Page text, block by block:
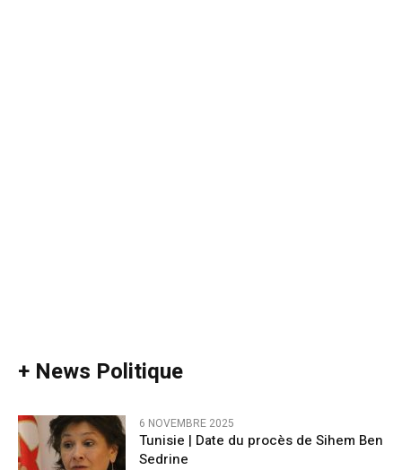
+ News Politique
6 NOVEMBRE 2025
Tunisie | Date du procès de Sihem Ben
Sedrine